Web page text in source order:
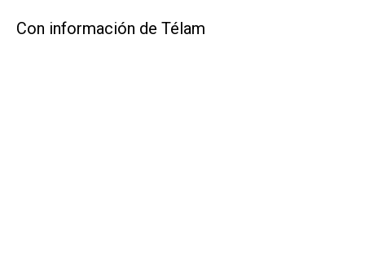
Con información de Télam